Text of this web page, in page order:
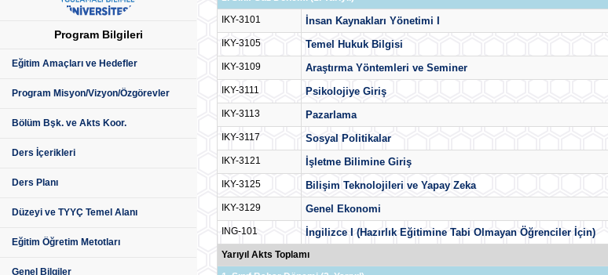
Program Bilgileri
Eğitim Amaçları ve Hedefler
Program Misyon/Vizyon/Özgörevler
Bölüm Bşk. ve Akts Koor.
Ders İçerikleri
Ders Planı
Düzeyi ve TYYÇ Temel Alanı
Eğitim Öğretim Metotları
Genel Bilgiler
IKY-3101
İnsan Kaynakları Yönetimi I
IKY-3105 Temel Hukuk Bilgisi
IKY-3109 Araştırma Yöntemleri ve Seminer
IKY-3111 Psikolojiye Giriş
IKY-3113 Pazarlama
IKY-3117 Sosyal Politikalar
IKY-3121 İşletme Bilimine Giriş
IKY-3125 Bilişim Teknolojileri ve Yapay Zeka
IKY-3129 Genel Ekonomi
ING-101 İngilizce I (Hazırlık Eğitimine Tabi Olmayan Öğrenciler İçin)
Yarıyıl Akts Toplamı